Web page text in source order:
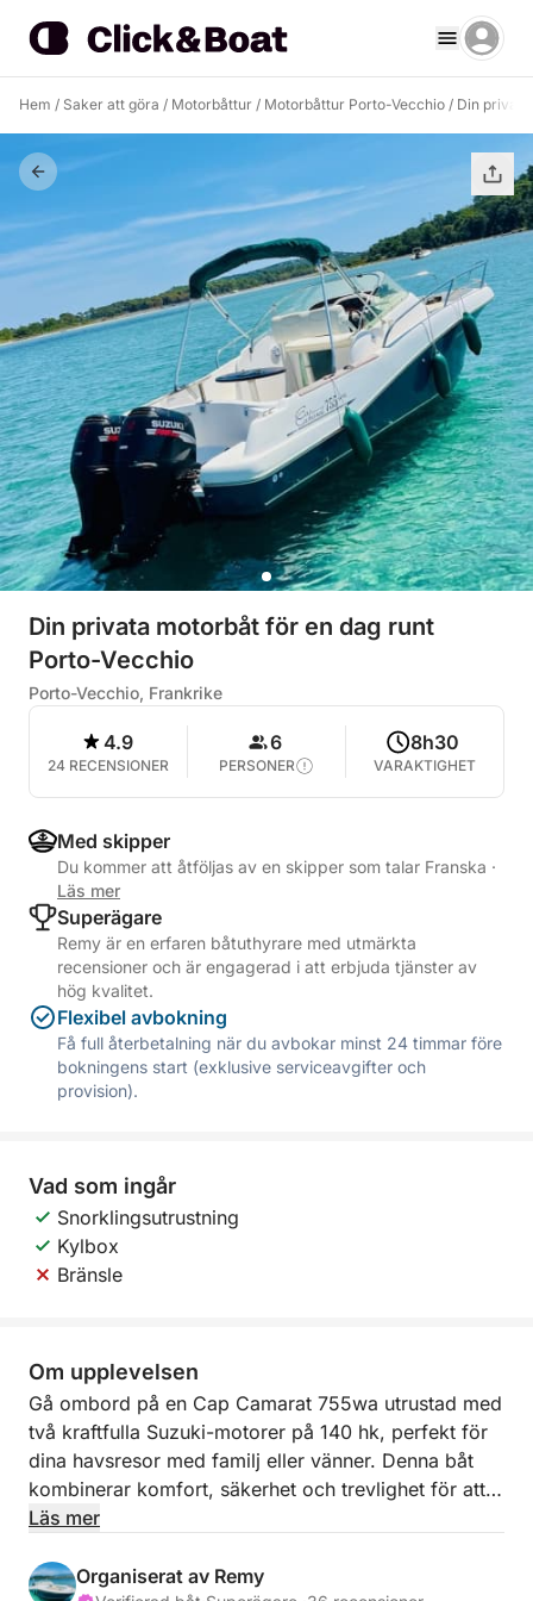
Hem / Saker att göra / Motorbåttur / Motorbåttur Porto-Vecchio / Din
Din privata motorbåt för en dag runt
Porto-Vecchio
Porto-Vecchio, Frankrike
4.9
24 RECENSIONER
6
PERSONER
8h30
VARAKTIGHET
Med skipper
Du kommer att åtföljas av en skipper som talar Franska ·
Läs mer
Superägare
Remy är en erfaren båtuthyrare med utmärkta
recensioner och är engagerad i att erbjuda tjänster av
hög kvalitet.
Flexibel avbokning
Få full återbetalning när du avbokar minst 24 timmar före
bokningens start (exklusive serviceavgifter och
provision).
Vad som ingår
Snorklingsutrustning
Kylbox
Bränsle
Om upplevelsen
Gå ombord på en Cap Camarat 755wa utrustad med
två kraftfulla Suzuki-motorer på 140 hk, perfekt för
dina havsresor med familj eller vänner. Denna båt
kombinerar komfort, säkerhet och trevlighet för att
ge dig oförglömliga stunder.
7 personer inklusive skeppare
Läs mer
Organiserat av Remy